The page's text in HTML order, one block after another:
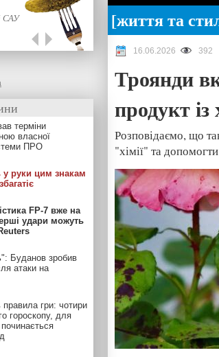
життя та
16.06.2026 392
Троянди
продукт
Розповідаємо, що
"хімії" та
САУ
терміни
власної
ПРО
у руки цим знакам
FP-7 вже на
удари можуть
Буданов зробив
атаки на
правила гри: чотири
гороскопу, для